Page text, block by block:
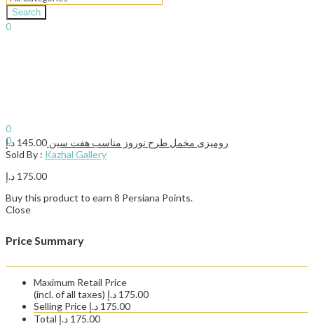
0
0
Cart 0.00 د.إ
Search
0
رومیزی مخمل طرح نوروز مناسب هفت سین 145.00 د.إ
Sold By : Kazhal Gallery
175.00 د.إ
Buy this product to earn 8 Persiana Points.
Close
Price Summary
Maximum Retail Price
(incl. of all taxes)
175.00 د.إ
Selling Price
175.00 د.إ
Total
175.00 د.إ